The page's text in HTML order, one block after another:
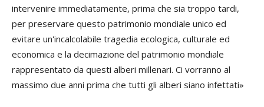
intervenire immediatamente, prima che sia troppo tardi,
per preservare questo patrimonio mondiale unico ed
evitare un'incalcolabile tragedia ecologica, culturale ed
economica e la decimazione del patrimonio mondiale
rappresentato da questi alberi millenari. Ci vorranno al
massimo due anni prima che tutti gli alberi siano infettati»